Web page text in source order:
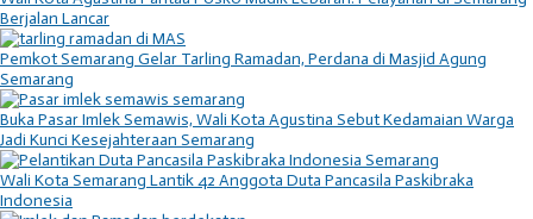
Berjalan Lancar
Pemkot Semarang Gelar Tarling Ramadan, Perdana di Masjid Agung
Semarang
Buka Pasar Imlek Semawis, Wali Kota Agustina Sebut Kedamaian Warga
Jadi Kunci Kesejahteraan Semarang
Wali Kota Semarang Lantik 42 Anggota Duta Pancasila Paskibraka
Indonesia